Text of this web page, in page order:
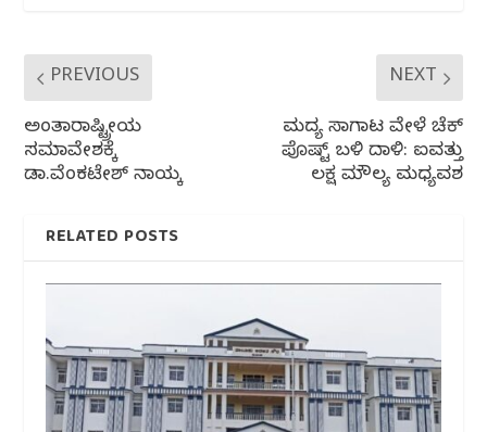
PREVIOUS
ಅಂತಾರಾಷ್ಟ್ರೀಯ
ಸಮಾವೇಶಕ್ಕೆ
ಡಾ.ವೆಂಕಟೇಶ್ ನಾಯ್ಕ
NEXT
ಮದ್ಯ ಸಾಗಾಟ ವೇಳೆ ಚೆಕ್
ಪೊಷ್ಟ್ ಬಳಿ ದಾಳಿ: ಐವತ್ತು
ಲಕ್ಷ ಮೌಲ್ಯ ಮಧ್ಯವಶ
RELATED POSTS